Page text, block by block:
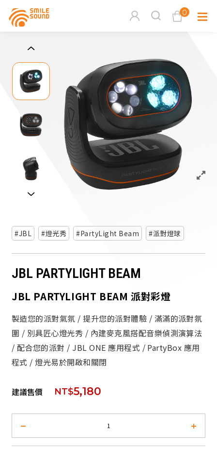
0
查看購物車
商品分類查詢
請選擇商品分類
請選擇分類
品牌分
多媒
劇院系
JBL 燈光秀 PartyLight Beam 派對燈球
JBL PARTYLIGHT BEAM
JBL PARTYLIGHT BEAM 派對彩燈
製造您的派對氣氛 / 提升您的派對體驗 / 滿滿的派對氛
圍 / 別具匠心燈光秀 / 內建麥克風搭配音樂偵測演算法
/ 配合您的派對 / JBL ONE 應用程式 / PartyBox 應用
程式 / 燈光易於開啟和關閉
建議售價 NT$5,180